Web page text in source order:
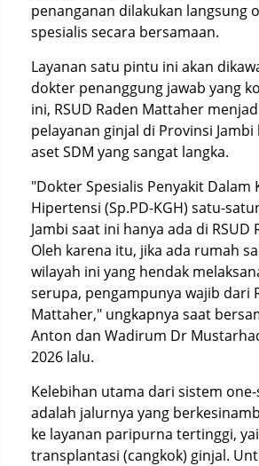
penanganan dilakukan langsung
spesialis secara bersamaan.
Layanan satu pintu ini akan
dokter penanggung jawab yang
ini, RSUD Raden Mattaher
pelayanan ginjal di Provinsi
aset SDM yang sangat langka.
"Dokter Spesialis Penyakit Dalam
Hipertensi (Sp.PD-KGH) satu-
Jambi saat ini hanya ada di RSUD
Oleh karena itu, jika ada rumah
wilayah ini yang hendak
serupa, pengampunya wajib dari
Mattaher," ungkapnya saat
Anton dan Wadirum Dr
2026 lalu.
Kelebihan utama dari sistem
adalah jalurnya yang
ke layanan paripurna tertinggi,
transplantasi (cangkok) ginjal.